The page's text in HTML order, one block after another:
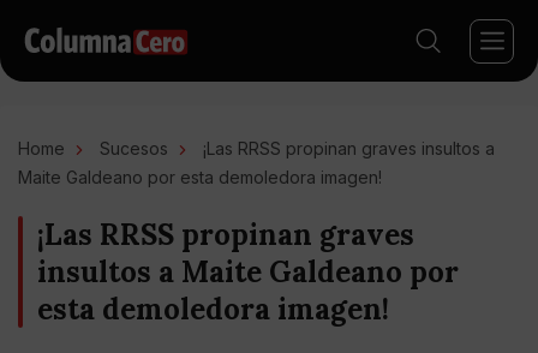
Home Sucesos
¡Las RRSS propinan graves insultos a
Maite Galdeano por esta demoledora imagen!
¡Las RRSS propinan graves
insultos a Maite Galdeano por
esta demoledora imagen!